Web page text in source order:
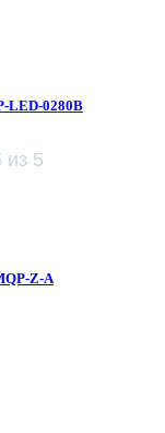
LED-0280B
из 5
Z-A